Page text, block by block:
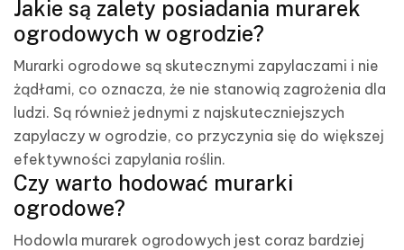
Jakie są zalety posiadania murarek
ogrodowych w ogrodzie?
Murarki ogrodowe są skutecznymi zapylaczami i nie
żądłami, co oznacza, że nie stanowią zagrożenia dla
ludzi. Są również jednymi z najskuteczniejszych
zapylaczy w ogrodzie, co przyczynia się do większej
efektywności zapylania roślin.
Czy warto hodować murarki
ogrodowe?
Hodowla murarek ogrodowych jest coraz bardziej